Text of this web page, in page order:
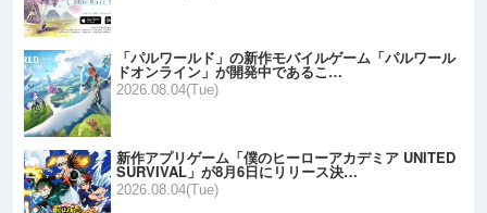
「パルワールド」の新作モバイルゲーム「パルワール
ドオンライン」が開発中であるこ…
2026.08.04(Tue)
新作アプリゲーム「僕のヒーローアカデミア UNITED
SURVIVAL」が8月6日にリリース決…
2026.08.04(Tue)